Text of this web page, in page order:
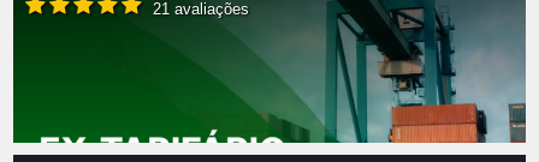
21 avaliações